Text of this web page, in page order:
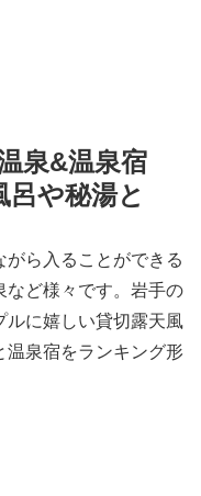
泉&温泉宿
呂や秘湯と
ら入ることができる
など様々です。岩手の
ルに嬉しい貸切露天風
温泉宿をランキング形